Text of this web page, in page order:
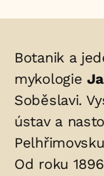
Životopis
osoby/
uložených
v
hrobu:
Botanik a
mykologie
Soběslavi.
ústav a
Od roku